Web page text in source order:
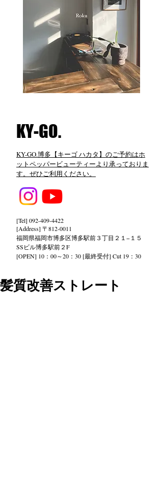
​KY-GO.
KY-GO.博多【キーゴ ハカタ】のご予約はホ
ットペッパービューティーより承っておりま
す。ぜひご利用ください。
[Tel] 092-409-4422
[Address] 〒812-0011
福岡県福岡市博多区博多駅前３丁目２１−１５
SSビル博多駅前２F
[OPEN] 10：00～20：30 [最終受付] Cut 19：30
髪質改善ストレート